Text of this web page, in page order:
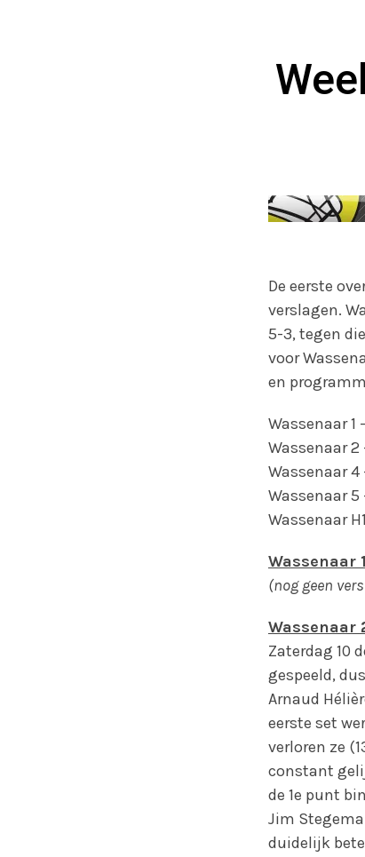
De eerste
verslagen.
5-3, tegen
voor
en
Wassenaar 1
Wassenaar 2
Wassenaar 4
Wassenaar 5
Wassenaar
Wassenaar
(nog geen
Wassenaar
Zaterdag 10
gespeeld,
Arnaud
eerste set
verloren ze
constant
de 1e punt
Jim
duidelijk